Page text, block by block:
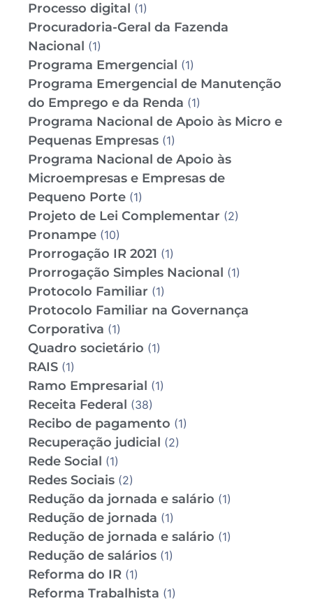
Processo digital (1)
Procuradoria-Geral da Fazenda
Nacional (1)
Programa Emergencial (1)
Programa Emergencial de Manutenção
do Emprego e da Renda (1)
Programa Nacional de Apoio às Micro e
Pequenas Empresas (1)
Programa Nacional de Apoio às
Microempresas e Empresas de
Pequeno Porte (1)
Projeto de Lei Complementar (2)
Pronampe (10)
Prorrogação IR 2021 (1)
Prorrogação Simples Nacional (1)
Protocolo Familiar (1)
Protocolo Familiar na Governança
Corporativa (1)
Quadro societário (1)
RAIS (1)
Ramo Empresarial (1)
Receita Federal (38)
Recibo de pagamento (1)
Recuperação judicial (2)
Rede Social (1)
Redes Sociais (2)
Redução da jornada e salário (1)
Redução de jornada (1)
Redução de jornada e salário (1)
Redução de salários (1)
Reforma do IR (1)
Reforma Trabalhista (1)